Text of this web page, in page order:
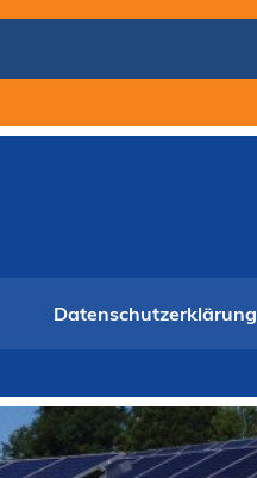
Datenschutzerklärung